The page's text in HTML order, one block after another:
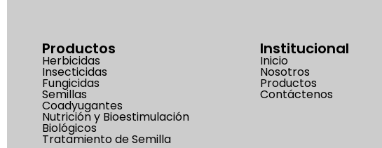
Productos
Herbicidas
Insecticidas
Fungicidas
Semillas
Coadyugantes
Nutrición y Bioestimulación
Biológicos
Tratamiento de Semilla
Institucional
Inicio
Nosotros
Productos
Contáctenos